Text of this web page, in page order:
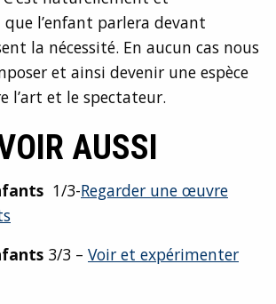
l’enfant parlera devant
la nécessité. En aucun cas nous
et ainsi devenir une espèce
l’art et le spectateur.
AUSSI
1/3-Regarder une œuvre
3/3 – Voir et expérimenter